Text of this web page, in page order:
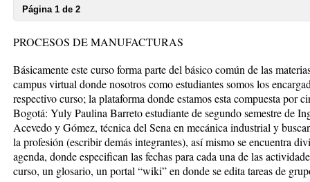
Página 1 de 2
PROCESOS DE MANUFACTURAS
Básicamente este curso forma parte del básico común de las
campus virtual donde nosotros como estudiantes somos los
respectivo curso; la plataforma donde estamos esta compuesta por
Bogotá: Yuly Paulina Barreto estudiante de segundo semestre de
Acevedo y Gómez, técnica del Sena en mecánica industrial y
la profesión (escribir demás integrantes), así mismo se encuentra
agenda, donde especifican las fechas para cada una de las
curso, un glosario, un portal “wiki” en donde se edita tareas de